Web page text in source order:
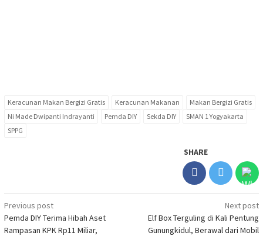
Keracunan Makan Bergizi Gratis Keracunan Makanan
Makan Bergizi Gratis
Ni Made Dwipanti Indrayanti
Pemda DIY Sekda DIY
SMAN 1 Yogyakarta
SPPG
SHARE
Post
navigation
Previous post
Pemda DIY Terima Hibah Aset
Rampasan KPK Rp11 Miliar,
Next post
Elf Box Terguling di Kali Pentung
Gunungkidul, Berawal dari Mobil